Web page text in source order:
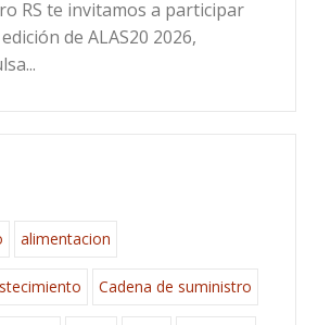
RS te invitamos a participar
de ALAS20 2026,
alimentacion
Cadena de suministro